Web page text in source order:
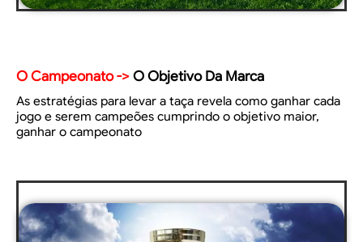
O Campeonato ->O Objetivo Da Marca
As estratégias para levar a taça revela como ganhar cada
jogo e serem campeões cumprindo o objetivo maior,
ganhar o campeonato